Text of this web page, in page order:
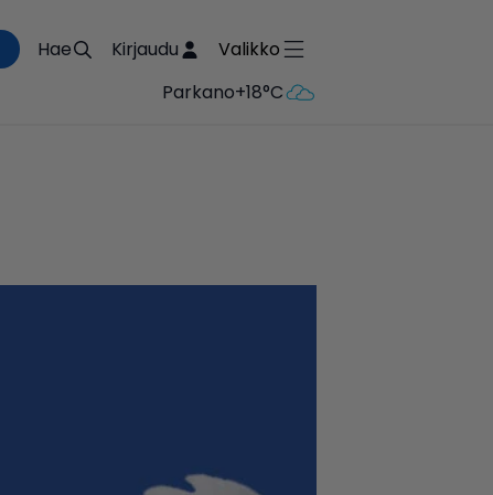
Hae Kirjaudu
Valikko
Parkano+18°C